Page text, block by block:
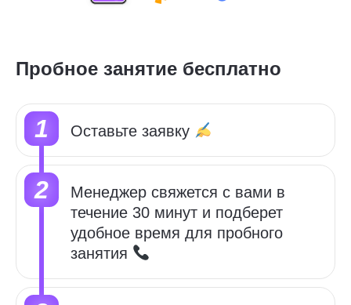
Пробное занятие бесплатно
Оставьте заявку
Менеджер свяжется с вами в
течение 30 минут и подберет
удобное время для пробного
занятия